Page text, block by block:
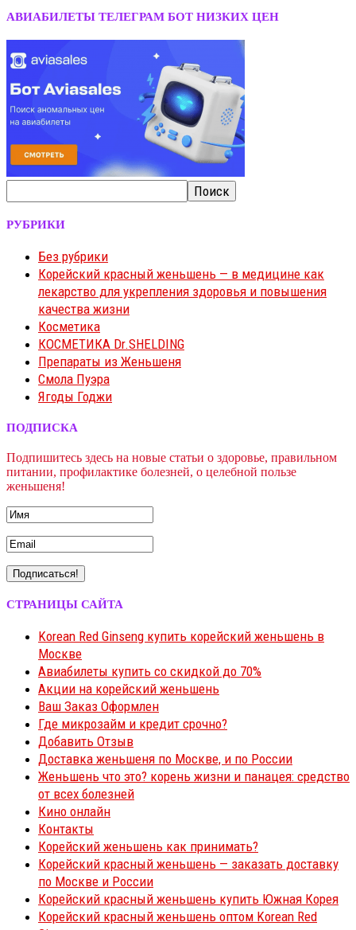
АВИАБИЛЕТЫ ТЕЛЕГРАМ БОТ НИЗКИХ ЦЕН
РУБРИКИ
Без рубрики
Корейский красный женьшень — в медицине как
лекарство для укрепления здоровья и повышения
качества жизни
Косметика
КОСМЕТИКА Dr.SHELDING
Препараты из Женьшеня
Смола Пуэра
Ягоды Годжи
ПОДПИСКА
Подпишитесь здесь на новые статьи о здоровье, правильном
питании, профилактике болезней, о целебной пользе
женьшеня!
СТРАНИЦЫ САЙТА
Korean Red Ginseng купить корейский женьшень в
Москве
Авиабилеты купить со скидкой до 70%
Акции на корейский женьшень
Ваш Заказ Оформлен
Где микрозайм и кредит срочно?
Добавить Отзыв
Доставка женьшеня по Москве, и по России
Женьшень что это? корень жизни и панацея: средство
от всех болезней
Кино онлайн
Контакты
Корейский женьшень как принимать?
Корейский красный женьшень — заказать доставку
по Москве и России
Корейский красный женьшень купить Южная Корея
Корейский красный женьшень оптом Korean Red